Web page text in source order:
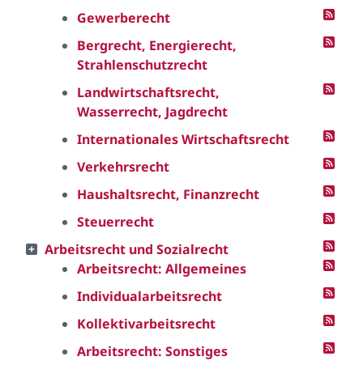
Gewerberecht
Bergrecht, Energierecht,
Strahlenschutzrecht
Landwirtschaftsrecht,
Wasserrecht, Jagdrecht
Internationales Wirtschaftsrecht
Verkehrsrecht
Haushaltsrecht, Finanzrecht
Steuerrecht
Arbeitsrecht und Sozialrecht
Arbeitsrecht: Allgemeines
Individualarbeitsrecht
Kollektivarbeitsrecht
Arbeitsrecht: Sonstiges